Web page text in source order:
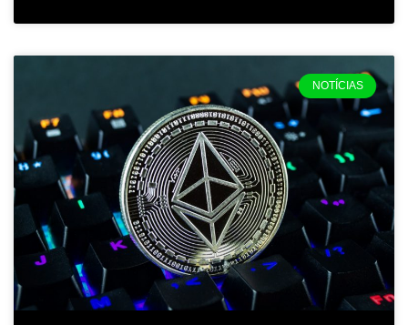
NOTÍCIAS